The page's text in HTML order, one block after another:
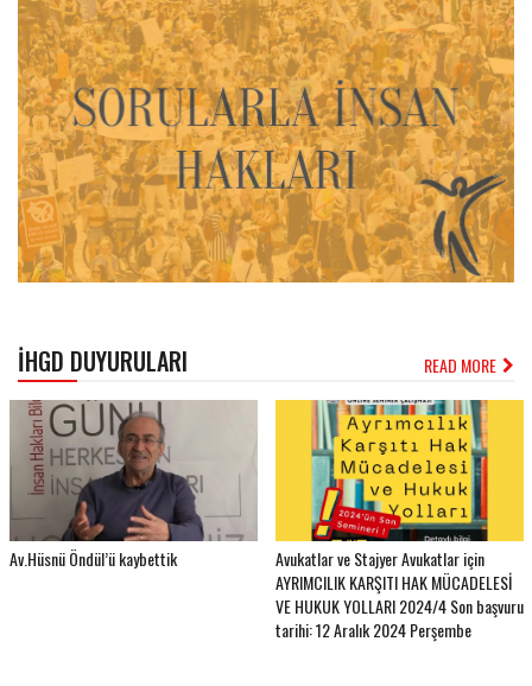
İHGD DUYURULARI READ MORE
Av.Hüsnü Öndül’ü kaybettik
Avukatlar ve Stajyer Avukatlar için
AYRIMCILIK KARŞITI HAK MÜCADELESİ
VE HUKUK YOLLARI 2024/4 Son başvuru
tarihi: 12 Aralık 2024 Perşembe